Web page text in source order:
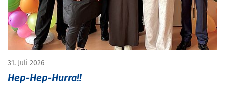
31. Juli 2026
Hep-Hep-Hurra!!